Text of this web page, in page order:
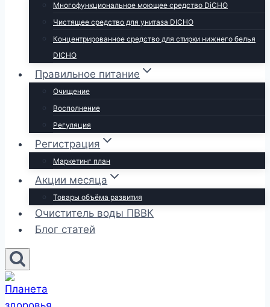
Многофункциональное моющее средство DiCHO
Чистящее средство для унитаза DICHO
Концентрированное средство для стирки нижнего белья
DICHO
Правильное питание
Очищение
Восполнение
Регуляция
Регистрация
Маркетинг план
Акции месяца
Товары объёма развития
Очиститель воды ПВВК
Блог статей